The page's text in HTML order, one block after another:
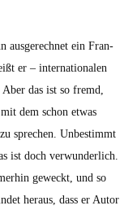
aus­gerech­net ein Fran­
er – inter­na­tionalen
das ist so fremd,
dem schon etwas
sprechen. Unbes­timmt
ist doch ver­wun­der­lich.
geweckt, und so
her­aus, dass er Autor